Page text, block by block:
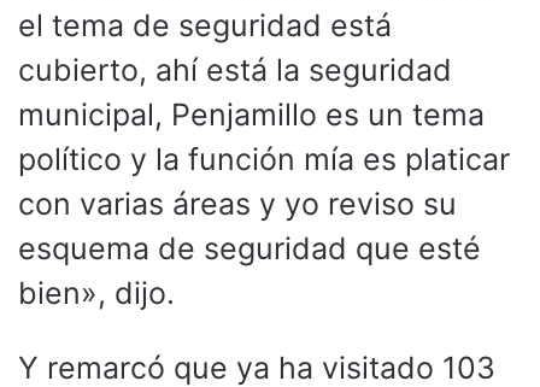
el tema de seguridad está
cubierto, ahí está la seguridad
municipal, Penjamillo es un tema
político y la función mía es platicar
con varias áreas y yo reviso su
esquema de seguridad que esté
bien», dijo.
Y remarcó que ya ha visitado 103